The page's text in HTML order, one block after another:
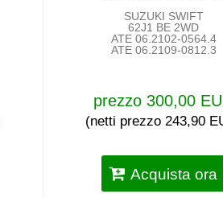
SUZUKI SWIFT
62J1 BE 2WD
ATE 06.2102-0564.4
ATE 06.2109-0812.3
prezzo 300,00
(netti prezzo 243,90
Acquista ora